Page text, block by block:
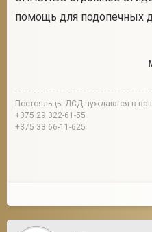
помощь для подопечных
Постояльцы ДСД нуждаются в
+375 29 322-61-55
+375 33 66-11-625